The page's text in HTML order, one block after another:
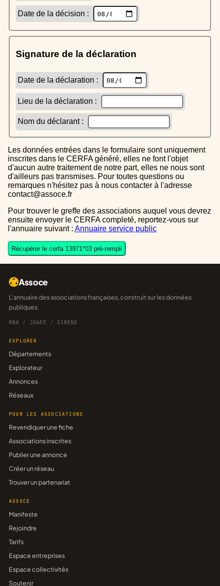
Date de la décision :
Signature de la déclaration
Date de la déclaration :
Lieu de la déclaration :
Nom du déclarant :
Les données entrées dans le formulaire sont uniquement
inscrites dans le CERFA généré, elles ne font l'objet
d'aucun autre traitement de notre part, elles ne nous sont
d'ailleurs pas transmises. Pour toutes questions ou
remarques n'hésitez pas à nous contacter à l'adresse
contact@assoce.fr
Pour trouver le greffe des associations auquel vous devrez
ensuite envoyer le CERFA completé, reportez-vous sur
l'annuaire suivant : Annuaire service public
Récupérer le cerfa 13971*03 pré-rempli
Assoce
L'annuaire des associations françaises, construit sur les données
publiques.
RNA / JOAFE / SIRENE
EXPLORER
Départements
Explorateur
Annonces
Réseaux
POUR LES ASSOCIATIONS
Revendiquer une fiche
Associations inscrites
Publier une annonce
Créer un réseau
Trouver un partenariat
ASSOCE
Manifeste
Rejoindre
Tarifs
Espace entreprises
Espace collectivités
Soutenir